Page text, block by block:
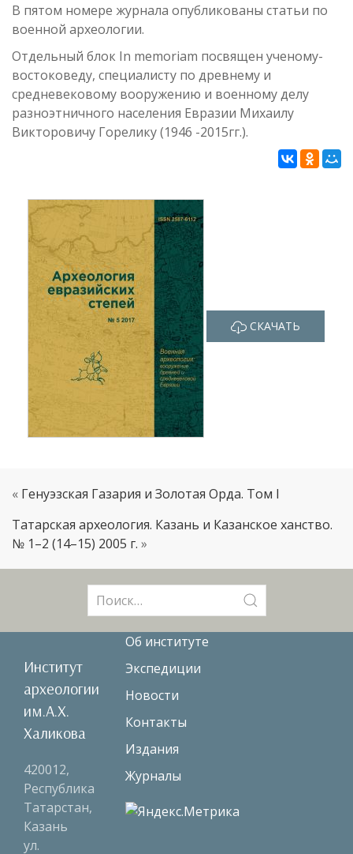
В пятом номере журнала опубликованы статьи по
военной археологии.
Отдельный блок In memoriam посвящен ученому-
востоковеду, специалисту по древнему и
средневековому вооружению и военному делу
разноэтничного населения Евразии Михаилу
Викторовичу Горелику (1946 -2015гг.).
СКАЧАТЬ
« Генуэзская Газария и Золотая Орда. Том I
Татарская археология. Казань и Казанское ханство.
№ 1–2 (14–15) 2005 г. »
Институт
археологии
им.А.Х.
Халикова
420012,
Республика
Татарстан,
Казань
ул.
Об институте
Экспедиции
Новости
Контакты
Издания
Журналы